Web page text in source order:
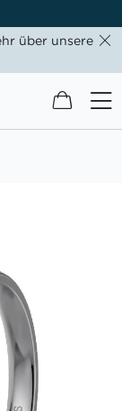
über unsere
Mein